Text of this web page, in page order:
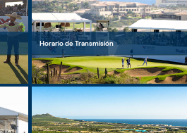
Horario de Transmisión